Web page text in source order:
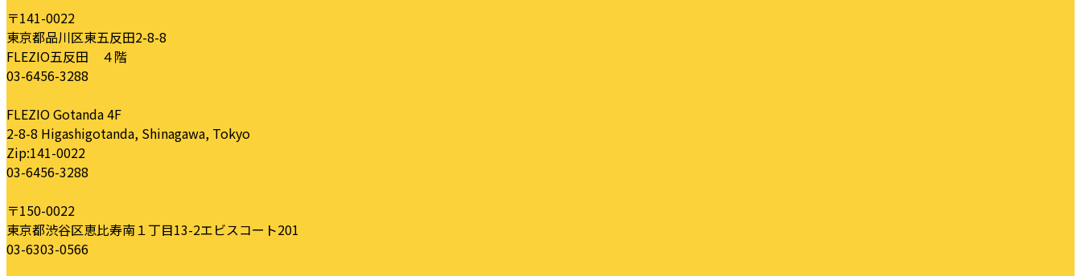
〒141-0022
東京都品川区東五反田2-8-8
FLEZIO五反田 ４階
03-6456-3288
FLEZIO Gotanda 4F
2-8-8 Higashigotanda, Shinagawa, Tokyo
Zip:141-0022
03-6456-3288
〒150-0022
東京都渋谷区恵比寿南１丁目13-2エビスコート201
03-6303-0566